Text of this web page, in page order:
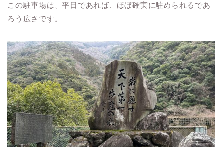
この駐車場は、平日であれば、ほぼ確実に駐められるであ
ろう広さです。